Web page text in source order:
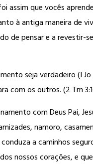
assim que vocês
à antiga maneira de
de pensar e a revestir-
seja verdadeiro (I Jo
com os outros. (2 Tm
com Deus Pai,
namoro,
a caminhos
nossos corações, e